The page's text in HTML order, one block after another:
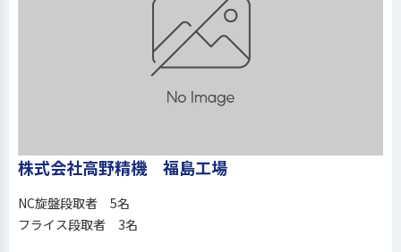
株式会社高野精機 福島工場
NC旋盤段取者 5名
フライス段取者 3名